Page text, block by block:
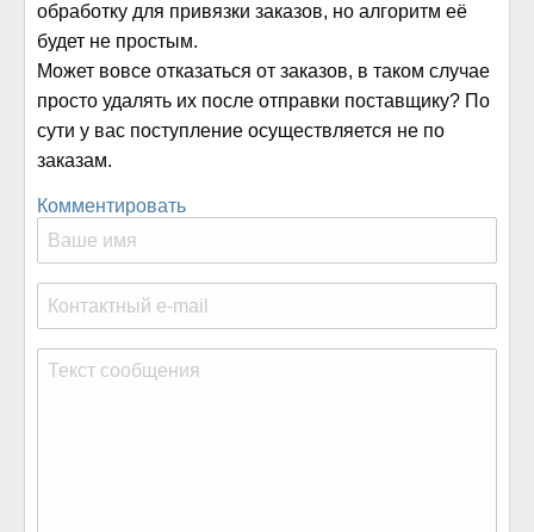
обработку для привязки заказов, но алгоритм её
будет не простым.
Может вовсе отказаться от заказов, в таком случае
просто удалять их после отправки поставщику? По
сути у вас поступление осуществляется не по
заказам.
Комментировать